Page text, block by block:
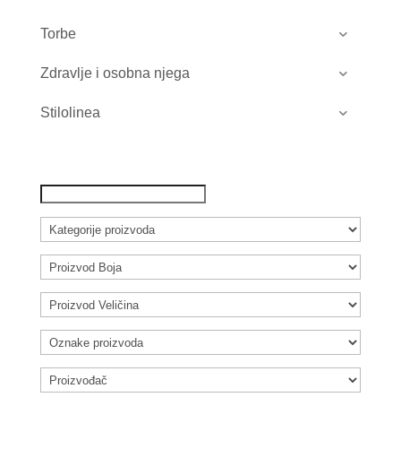
Torbe
Zdravlje i osobna njega
Stilolinea